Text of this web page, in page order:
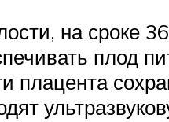
на сроке
плод
плацента